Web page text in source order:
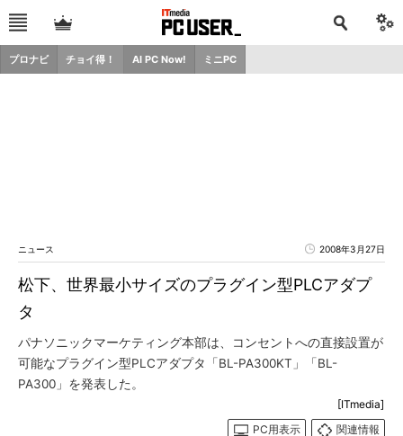
プロナビ チョイ得！ AI PC Now! ミニPC
ニュース 2008年3月27日
松下、世界最小サイズのプラグイン型PLCアダプ
タ
パナソニックマーケティング本部は、コンセントへの直接設置が
可能なプラグイン型PLCアダプタ「BL-PA300KT」「BL-
PA300」を発表した。
[ITmedia]
PC用表示
関連情報